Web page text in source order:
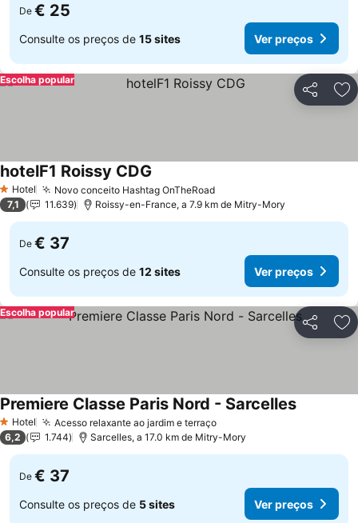
De € 25
Consulte os preços de 15 sites Ver preços
Partilhar
Escolha popular
1 Estrelas
Hotel Novo conceito Hashtag OnTheRoad
hotelF1 Roissy CDG
7,1 11.639 Roissy-en-France, a 7.9 km de Mitry-Mory
De € 37
Consulte os preços de 12 sites Ver preços
Partilhar
Escolha popular
1 Estrelas
Hotel Acesso relaxante ao jardim e terraço
Premiere Classe Paris Nord - Sarcelles
6,2 1.744 Sarcelles, a 17.0 km de Mitry-Mory
De € 37
Consulte os preços de 5 sites Ver preços